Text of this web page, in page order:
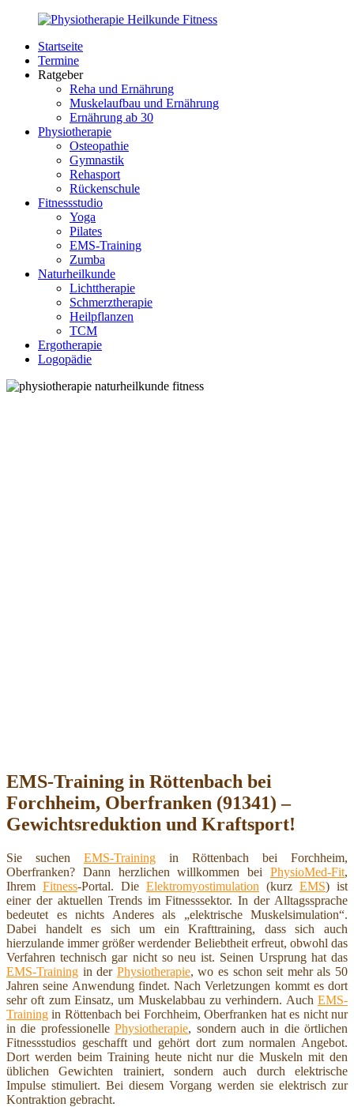
Zurück
Inhalt
PhysioMed-
Fit.de
Gesundheit
Startseite
Termine
Ratgeber
Reha und Ernährung
Muskelaufbau und Ernährung
Ernährung ab 30
Physiotherapie
Osteopathie
Gymnastik
Rehasport
Rückenschule
Fitnessstudio
Yoga
Pilates
EMS-Training
Zumba
Naturheilkunde
Lichttherapie
Schmerztherapie
Heilpflanzen
TCM
Ergotherapie
Logopädie
EMS-Training in Röttenbach bei
Forchheim, Oberfranken (91341) –
Gewichtsreduktion und Kraftsport!
Sie suchen EMS-Training in Röttenbach bei Forchheim,
Oberfranken? Dann herzlichen willkommen bei PhysioMed-Fit,
Ihrem Fitness-Portal. Die Elektromyostimulation (kurz EMS) ist
einer der aktuellen Trends im Fitnesssektor. In der Alltagssprache
bedeutet es nichts Anderes als „elektrische Muskelsimulation“.
Dabei handelt es sich um ein Krafttraining, dass sich auch
hierzulande immer größer werdender Beliebtheit erfreut, obwohl das
Verfahren technisch gar nicht so neu ist. Seinen Ursprung hat das
EMS-Training in der Physiotherapie, wo es schon seit mehr als 50
Jahren seine Anwendung findet. Nach Verletzungen kommt es dort
sehr oft zum Einsatz, um Muskelabbau zu verhindern. Auch EMS-
Training in Röttenbach bei Forchheim, Oberfranken hat es nicht nur
in die professionellePhysiotherapie, sondern auch in die örtlichen
Fitnessstudios geschafft und gehört dort zum normalen Angebot.
Dort werden beim Training heute nicht nur die Muskeln mit den
üblichen Gewichten trainiert, sondern auch durch elektrische
Impulse stimuliert. Bei diesem Vorgang werden sie elektrisch zur
Kontraktion gebracht.